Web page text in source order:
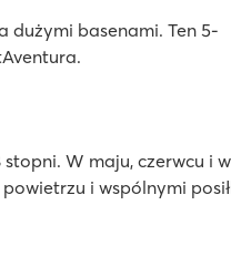
dużymi basenami. Ten 5-
W maju, czerwcu i
i wspólnymi